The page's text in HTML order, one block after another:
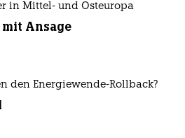
in Mittel- und Osteuropa
Ansage
den Energiewende-Rollback?